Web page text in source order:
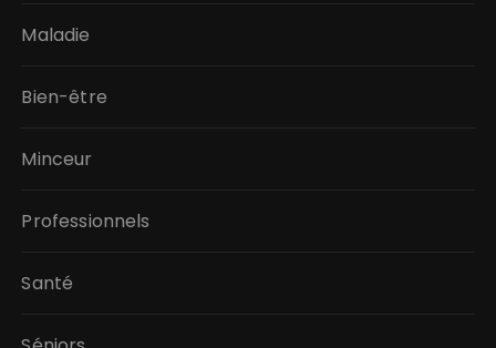
Maladie
Bien-être
Minceur
Professionnels
Santé